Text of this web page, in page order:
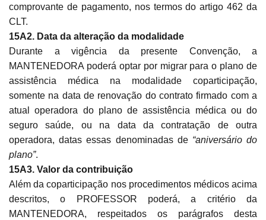
comprovante de pagamento, nos termos do artigo 462 da
CLT.
15A2. Data da alteração da modalidade
Durante a vigência da presente Convenção, a
MANTENEDORA poderá optar por migrar para o plano de
assistência médica na modalidade coparticipação,
somente na data de renovação do contrato firmado com a
atual operadora do plano de assistência médica ou do
seguro saúde, ou na data da contratação de outra
operadora, datas essas denominadas de “aniversário do
plano”.
15A3. Valor da contribuição
Além da coparticipação nos procedimentos médicos acima
descritos, o PROFESSOR poderá, a critério da
MANTENEDORA, respeitados os parágrafos desta